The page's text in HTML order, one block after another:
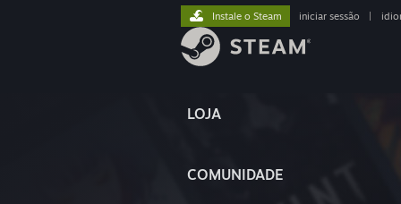
LOJA
COMUNIDADE
Instale o Steam iniciar sessão